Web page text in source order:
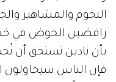
النجوم والمشاهير
رافضين الخوض في
بأن نادين تستحق أن
فإن الناس سيحاولون